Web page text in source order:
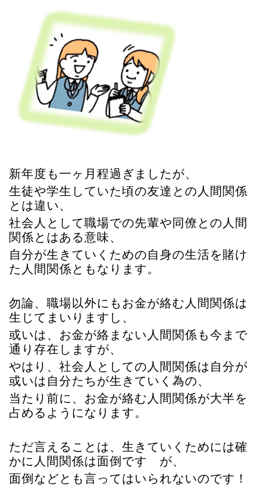
新年度も一ヶ月程過ぎましたが、
生徒や学生していた頃の友達との人間関係
とは違い、
社会人として職場での先輩や同僚との人間
関係とはある意味、
自分が生きていくための自身の生活を賭け
た人間関係ともなります。
勿論、職場以外にもお金が絡む人間関係は
生じてまいりますし、
或いは、お金が絡まない人間関係も今まで
通り存在しますが、
やはり、社会人としての人間関係は自分が
或いは自分たちが生きていく為の、
当たり前に、 お金が絡む人間関係が大半を
占めるようになります。
ただ言えることは、生きていくためには確
かに人間関係は面倒です が、
面倒などとも言ってはいられないのです！